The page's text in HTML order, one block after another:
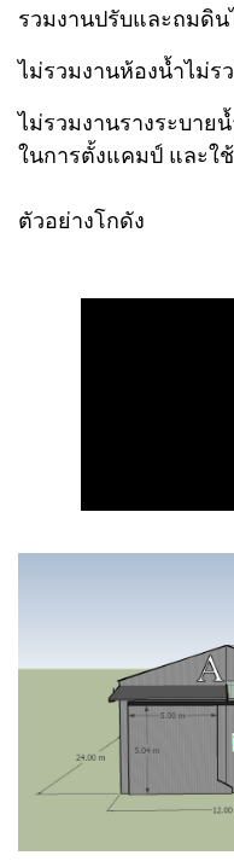
รวมงานปรับและถมดิ
ไม่รวมงานห้องน้ำไม่ร
ไม่รวมงานรางระบาย
ในการตั้งแคมป์ และใ
ตัวอย่างโกดัง